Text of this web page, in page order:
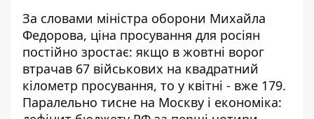
За словами міністра оборони Михайла
Федорова, ціна просування для росіян
постійно зростає: якщо в жовтні ворог
втрачав 67 військових на квадратний
кілометр просування, то у квітні - вже 179.
Паралельно тисне на Москву і економіка: